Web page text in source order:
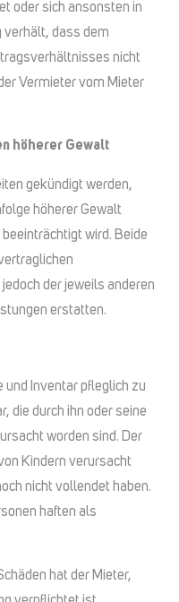
oder sich ansonsten in
verhält, dass dem
nicht
Vermieter vom Mieter
höherer Gewalt
gekündigt werden,
höherer Gewalt
wird. Beide
der jeweils anderen
erstatten.
und Inventar pfleglich zu
die durch ihn oder seine
worden sind. Der
Kindern verursacht
nicht vollendet haben.
haften als
hat der Mieter,